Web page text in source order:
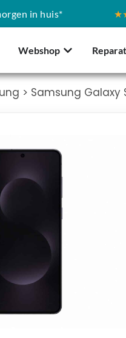
in huis*
Webshop
> Samsung Galaxy